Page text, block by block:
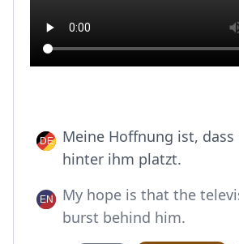
Meine Hoffnung ist, dass
hinter ihm platzt.
My hope is that the
burst behind him.